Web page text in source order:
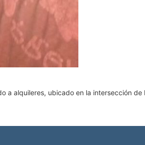
a alquileres, ubicado en la intersección de